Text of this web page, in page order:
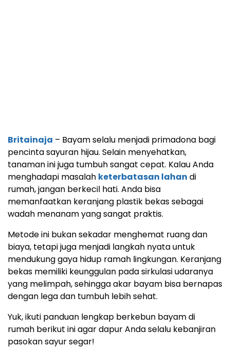
Britainaja – Bayam selalu menjadi primadona bagi
pencinta sayuran hijau. Selain menyehatkan,
tanaman ini juga tumbuh sangat cepat. Kalau Anda
menghadapi masalah keterbatasan lahan di
rumah, jangan berkecil hati. Anda bisa
memanfaatkan keranjang plastik bekas sebagai
wadah menanam yang sangat praktis.
Metode ini bukan sekadar menghemat ruang dan
biaya, tetapi juga menjadi langkah nyata untuk
mendukung gaya hidup ramah lingkungan. Keranjang
bekas memiliki keunggulan pada sirkulasi udaranya
yang melimpah, sehingga akar bayam bisa bernapas
dengan lega dan tumbuh lebih sehat.
Yuk, ikuti panduan lengkap berkebun bayam di
rumah berikut ini agar dapur Anda selalu kebanjiran
pasokan sayur segar!